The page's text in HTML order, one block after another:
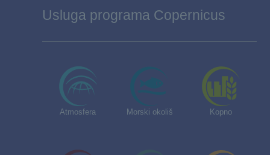
Usluga programa Copernicus
Atmosfera Morski okoliš Kopno